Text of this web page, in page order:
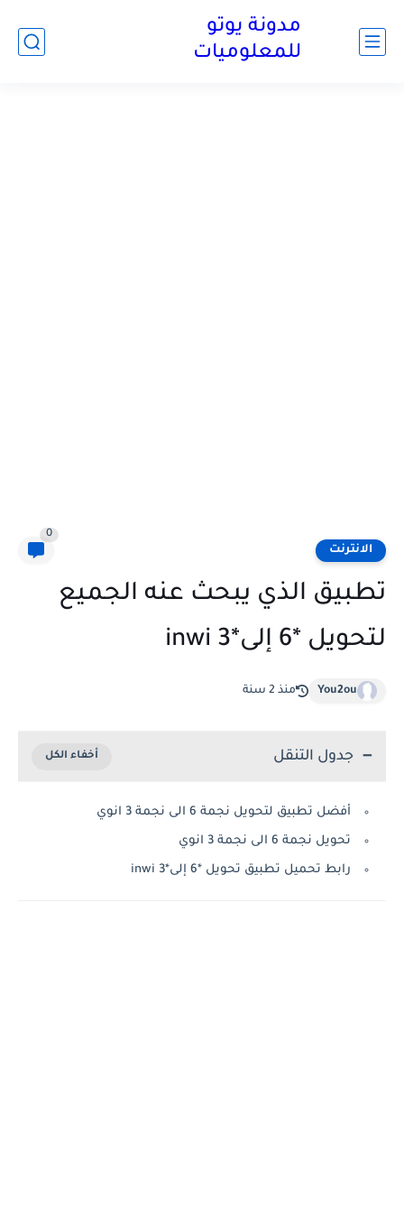
مدونة يوتو
للمعلوميات
الانترنت
0
تطبيق الذي يبحث عنه الجميع
لتحويل *6 إلى*3 inwi
You2ou منذ 2 سنة
جدول التنقل
أفضل تطبيق لتحويل نجمة 6 الى نجمة 3 انوي
تحويل نجمة 6 الى نجمة 3 انوي
رابط تحميل تطبيق تحويل *6 إلى*3 inwi